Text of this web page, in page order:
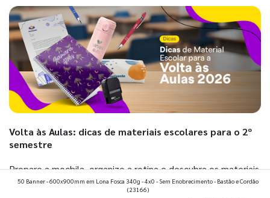
Volta às Aulas: dicas de materiais escolares para o 2º
semestre
Prepare a mochila, organize a rotina e descubra os materiais
que fazem toda diferença para começar o segundo
50 Banner - 600x900mm em Lona Fosca 340g - 4x0 - Sem Enobrecimento - Bastão e Cordão
(23166)